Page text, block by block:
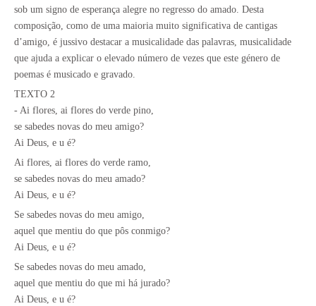
sob um signo de esperança alegre no regresso do amado. Desta
composição, como de uma maioria muito significativa de cantigas
d’amigo, é jussivo destacar a musicalidade das palavras, musicalidade
que ajuda a explicar o elevado número de vezes que este género de
poemas é musicado e gravado.
TEXTO 2
- Ai flores, ai flores do verde pino,
se sabedes novas do meu amigo?
Ai Deus, e u é?
Ai flores, ai flores do verde ramo,
se sabedes novas do meu amado?
Ai Deus, e u é?
Se sabedes novas do meu amigo,
aquel que mentiu do que pôs conmigo?
Ai Deus, e u é?
Se sabedes novas do meu amado,
aquel que mentiu do que mi há jurado?
Ai Deus, e u é?